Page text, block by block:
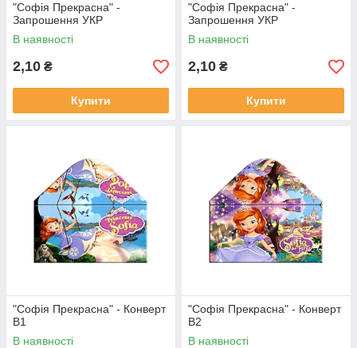
"Софія Прекрасна" -
Запрошення УКР
В наявності
2,10 ₴
Купити
"Софія Прекрасна" -
Запрошення УКР
В наявності
2,10 ₴
Купити
"Софія Прекрасна" - Конверт
В1
В наявності
"Софія Прекрасна" - Конверт
В2
В наявності